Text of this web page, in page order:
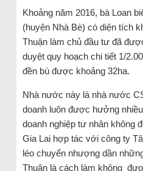
Khoảng năm 2016, bà Loan
(huyện Nhà Bè) có diện tích
Thuận làm chủ đầu tư đã
duyệt quy hoạch chi tiết 1/
đền bù được khoảng 32ha.
Nhà nước này là nhà nước
doanh luôn được hưởng
doanh nghiệp tư nhân không
Gia Lai hợp tác với công ty
léo chuyển nhượng dần
Thuận là cách làm không